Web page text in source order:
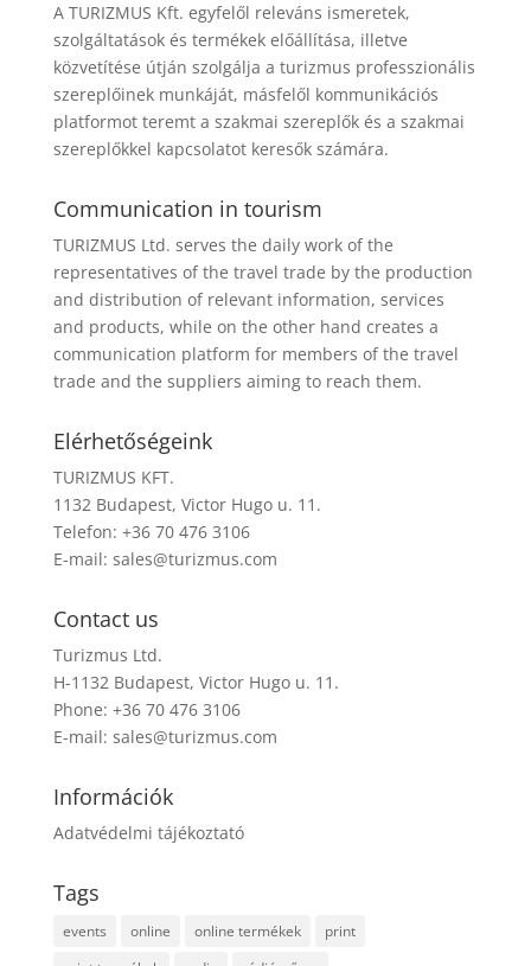
A TURIZMUS Kft. egyfelől releváns ismeretek,
szolgáltatások és termékek előállítása, illetve
közvetítése útján szolgálja a turizmus professzionális
szereplőinek munkáját, másfelől kommunikációs
platformot teremt a szakmai szereplők és a szakmai
szereplőkkel kapcsolatot keresők számára.
Communication in tourism
TURIZMUS Ltd. serves the daily work of the
representatives of the travel trade by the production
and distribution of relevant information, services
and products, while on the other hand creates a
communication platform for members of the travel
trade and the suppliers aiming to reach them.
Elérhetőségeink
TURIZMUS KFT.
1132 Budapest, Victor Hugo u. 11.
Telefon: +36 70 476 3106
E-mail: sales@turizmus.com
Contact us
Turizmus Ltd.
H-1132 Budapest, Victor Hugo u. 11.
Phone: +36 70 476 3106
E-mail: sales@turizmus.com
Információk
Adatvédelmi tájékoztató
Tags
events online online termékek
print